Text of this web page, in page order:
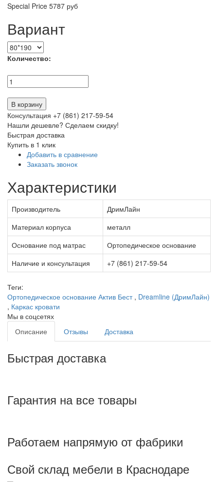
Special Price 5787 руб
Вариант
Количество:
В корзину
Консультация +7 (861) 217-59-54
Нашли дешевле? Сделаем скидку!
Быстрая доставка
Купить в 1 клик
Добавить в сравнение
Заказать звонок
Характеристики
Производитель
ДримЛайн
Материал корпуса
металл
Основание под матрас
Ортопедическое основание
Наличие и консультация
+7 (861) 217-59-54
Теги:
Ортопедическое основание Актив Бест, Dreamline (ДримЛайн)
, Каркас кровати
Мы в соцсетях
Описание
Отзывы Доставка
Быстрая доставка
Гарантия на все товары
Работаем напрямую от фабрики
Свой склад мебели в Краснодаре